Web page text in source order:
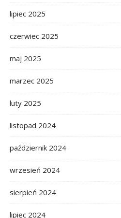
lipiec 2025
czerwiec 2025
maj 2025
marzec 2025
luty 2025
listopad 2024
październik 2024
wrzesień 2024
sierpień 2024
lipiec 2024